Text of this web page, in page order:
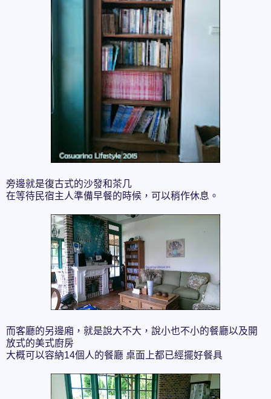
旁邊就是復古式的沙發和茶几
在等待民宿主人準備早餐的時候，可以稍作休息。
而客廳的另邊廂，就是說大不大，說小也不小的餐廳以及開
放式的美式廚房
大概可以容納14個人的餐廳 桌面上都已經擺好餐具